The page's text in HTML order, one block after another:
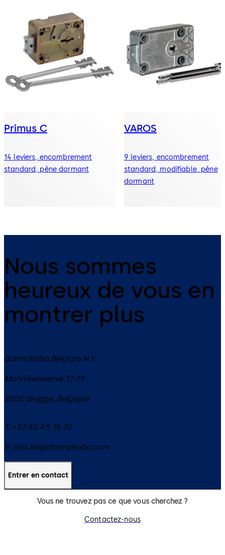
Primus C
14 leviers, encombrement
standard, pêne dormant
VAROS
9 leviers, encombrement
standard, modifiable, pêne
dormant
Nous sommes
heureux de vous en
montrer plus
dormakaba Belgium N.V.
Monnikenwerve 17-19
8000 Brugge, Belgique
T: +32 50 45 15 70
E: info.be@dormakaba.com
Entrer en contact
Vous ne trouvez pas ce que vous cherchez ?
Contactez-nous